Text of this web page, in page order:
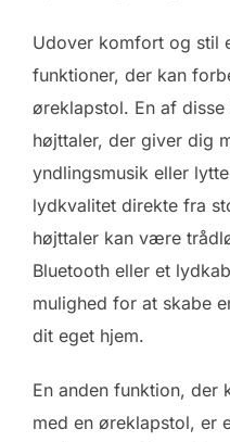
Udover komfort og stil
funktioner, der kan
øreklapstol. En af
højttaler, der giver dig
yndlingsmusik eller
lydkvalitet direkte fra
højttaler kan være
Bluetooth eller et
mulighed for at skabe
dit eget hjem.
En anden funktion, der
med en øreklapstol, er